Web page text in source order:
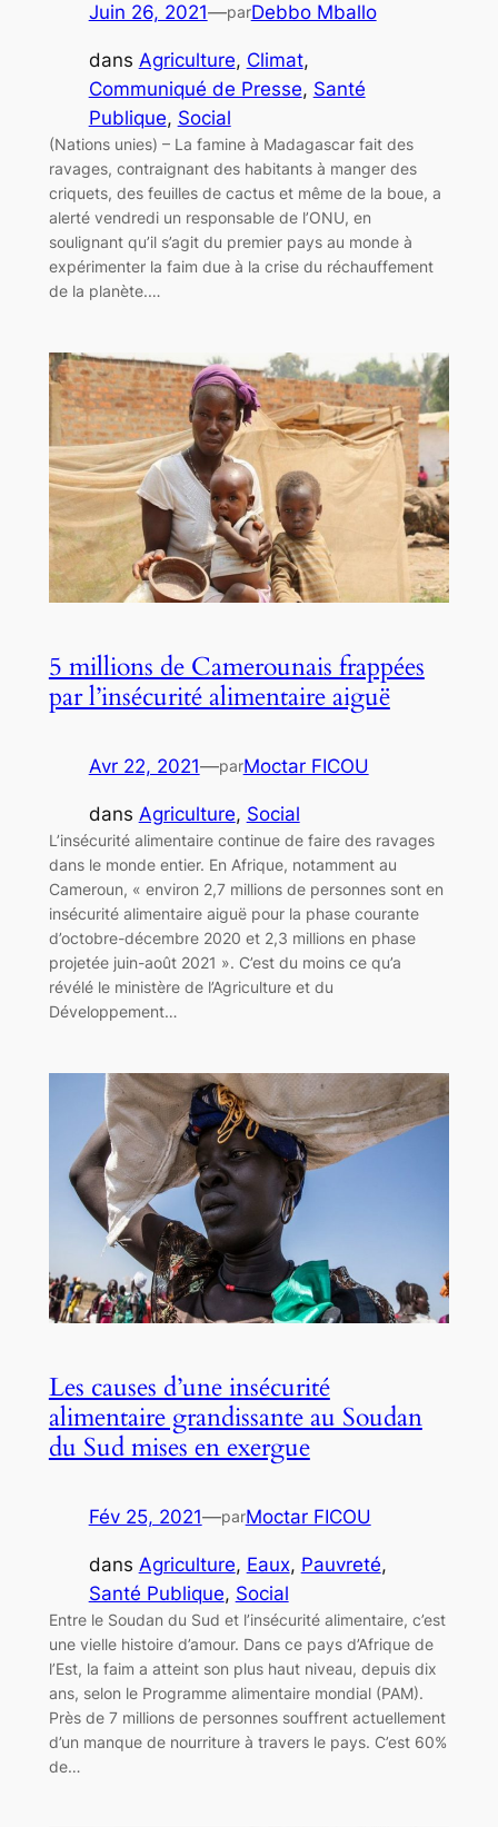
Juin 26, 2021—parDebbo Mballo
dans Agriculture, Climat
Communiqué de Presse, Santé
Publique, Social
(Nations unies) – La famine à Madagascar fait des
ravages, contraignant des habitants à manger des
criquets, des feuilles de cactus et même de la boue, a
alerté vendredi un responsable de l’ONU, en
soulignant qu’il s’agit du premier pays au monde à
expérimenter la faim due à la crise du réchauffement
de la planète.…
5 millions de Camerounais frappées
par l’insécurité alimentaire aiguë
Avr 22, 2021—parMoctar FICOU
dans Agriculture, Social
L’insécurité alimentaire continue de faire des ravages
dans le monde entier. En Afrique, notamment au
Cameroun, « environ 2,7 millions de personnes sont en
insécurité alimentaire aiguë pour la phase courante
d’octobre-décembre 2020 et 2,3 millions en phase
projetée juin-août 2021 ». C’est du moins ce qu’a
révélé le ministère de l’Agriculture et du
Développement…
Les causes d’une insécurité
alimentaire grandissante au Soudan
du Sud mises en exergue
Fév 25, 2021—parMoctar FICOU
dans Agriculture, Eaux, Pauvreté
Santé Publique, Social
Entre le Soudan du Sud et l’insécurité alimentaire, c’est
une vielle histoire d’amour. Dans ce pays d’Afrique de
l’Est, la faim a atteint son plus haut niveau, depuis dix
ans, selon le Programme alimentaire mondial (PAM).
Près de 7 millions de personnes souffrent actuellement
d’un manque de nourriture à travers le pays. C’est 60%
de…